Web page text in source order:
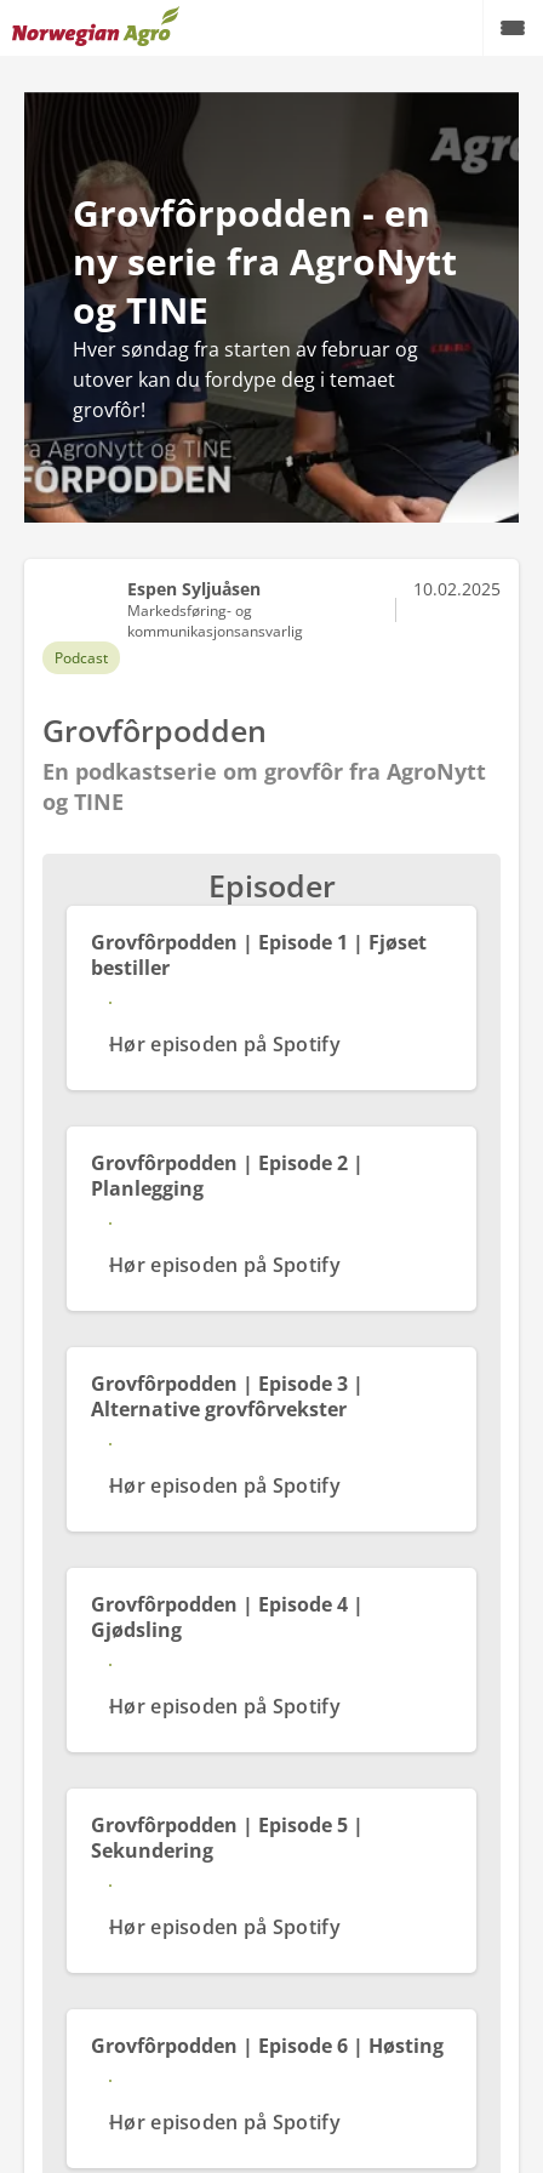
Grovfôrpodden - en
ny serie fra AgroNytt
og TINE
Hver søndag fra starten av februar og
utover kan du fordype deg i temaet
grovfôr!
Espen Syljuåsen
Markedsføring- og
kommunikasjonsansvarlig
10.02.2025
Podcast
Grovfôrpodden
En podkastserie om grovfôr fra AgroNytt
og TINE
Episoder
Grovfôrpodden | Episode 1 | Fjøset
bestiller
Se og hør episoden på YouTube
Hør episoden på Spotify
Grovfôrpodden | Episode 2 |
Planlegging
Se og hør episoden på YouTube
Hør episoden på Spotify
Grovfôrpodden | Episode 3 |
Alternative grovfôrvekster
Se og hør episoden på YouTube
Hør episoden på Spotify
Grovfôrpodden | Episode 4 |
Gjødsling
Se og hør episoden på YouTube
Hør episoden på Spotify
Grovfôrpodden | Episode 5 |
Sekundering
Se og hør episoden på YouTube
Hør episoden på Spotify
Grovfôrpodden | Episode 6 | Høsting
Se og hør episoden på YouTube
Hør episoden på Spotify
Produkter
Brukte maskiner
Service og reservedeler
Aktuelt
Forhandlere
Karriere
Om oss
AgroNytt